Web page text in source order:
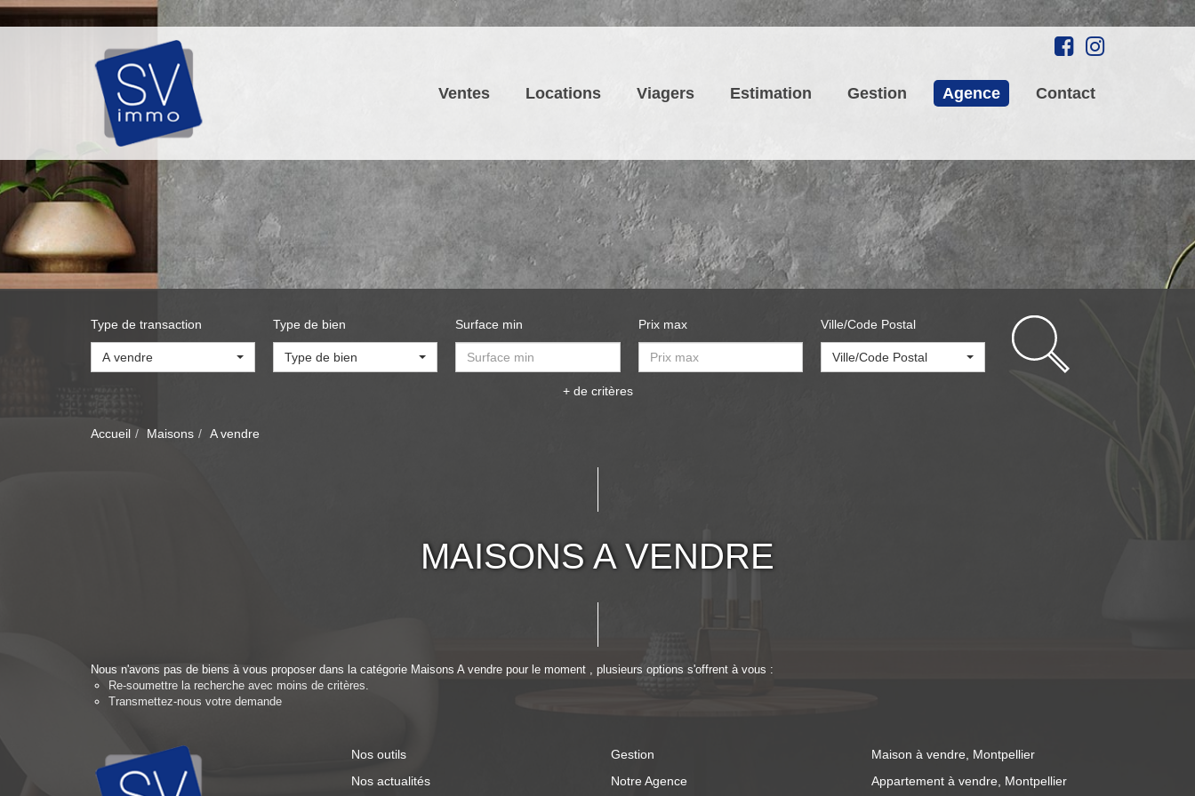
Ventes Locations Viagers Estimation Gestion Agence Contact
Type de transaction
A vendre
Type de bien
Type de bien
Surface min Prix max Ville/Code Postal
Ville/Code Postal
+ de critères
Accueil Maisons A vendre
MAISONS A VENDRE
Nous n'avons pas de biens à vous proposer dans la catégorie Maisons A vendre pour le moment , plusieurs options s'offrent à vous :
Re-soumettre la recherche avec moins de critères.
Transmettez-nous votre demande
Nos outils
Nos actualités
Gestion
Notre Agence
Maison à vendre, Montpellier
Appartement à vendre, Montpellier